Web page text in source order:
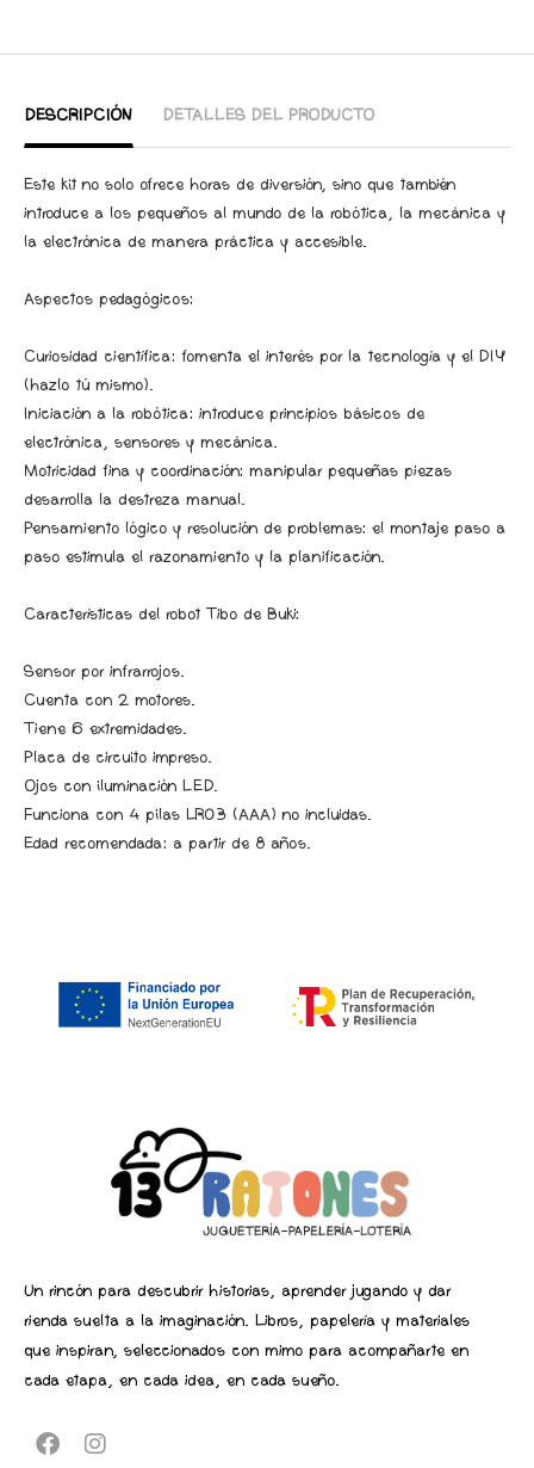
DESCRIPCIÓN DETALLES DEL PRODUCTO
Este kit no solo ofrece horas de diversión, sino que también
introduce a los pequeños al mundo de la robótica, la mecánica y
la electrónica de manera práctica y accesible.
Aspectos pedagógicos:
Curiosidad científica: fomenta el interés por la tecnología y el DIY
(hazlo tú mismo).
Iniciación a la robótica: introduce principios básicos de
electrónica, sensores y mecánica.
Motricidad fina y coordinación: manipular pequeñas piezas
desarrolla la destreza manual.
Pensamiento lógico y resolución de problemas: el montaje paso a
paso estimula el razonamiento y la planificación.
Características del robot Tibo de Buki:
Sensor por infrarrojos.
Cuenta con 2 motores.
Tiene 6 extremidades.
Placa de circuito impreso.
Ojos con iluminación LED.
Funciona con 4 pilas LR03 (AAA) no incluidas.
Edad recomendada: a partir de 8 años.
Un rincón para descubrir historias, aprender jugando y dar
rienda suelta a la imaginación. Libros, papelería y materiales
que inspiran, seleccionados con mimo para acompañarte en
cada etapa, en cada idea, en cada sueño.